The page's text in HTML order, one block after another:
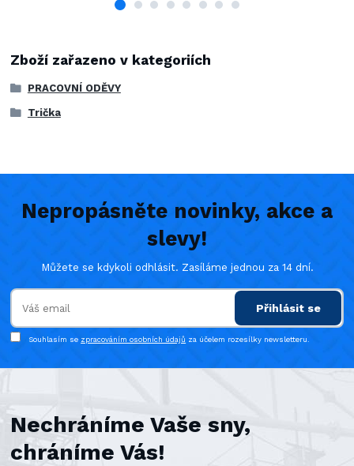
Zboží zařazeno v kategoriích
PRACOVNÍ ODĚVY
Trička
Nepropásněte novinky, akce a
slevy!
Můžete se kdykoli odhlásit. Zasíláme jednou za 14 dní.
Přihlásit se
Souhlasím se zpracováním osobních údajů za účelem rozesílky newsletteru.
Nechráníme Vaše sny,
chráníme Vás!